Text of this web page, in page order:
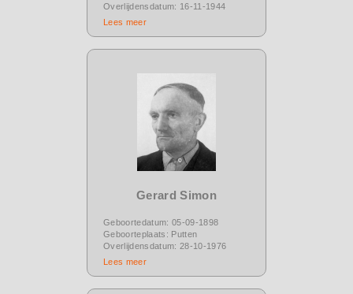
Overlijdensdatum: 16-11-1944
Lees meer
Gerard Simon
Geboortedatum: 05-09-1898
Geboorteplaats: Putten
Overlijdensdatum: 28-10-1976
Lees meer